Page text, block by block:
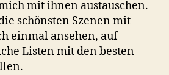
mit ihnen austauschen.
schönsten Szenen mit
einmal ansehen, auf
Listen mit den besten